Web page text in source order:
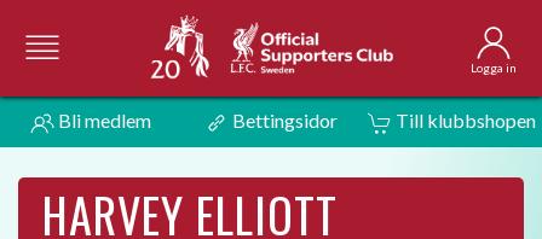
Logga in
Bli medlem Bettingsidor Till klubbshopen
HARVEY ELLIOTT